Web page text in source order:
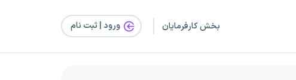
بخش کارفرمایان ورود | ثبت‌ نام